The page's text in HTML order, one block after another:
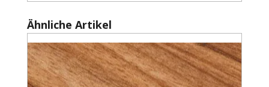
Produktgalerie überspringen
Ähnliche Artikel